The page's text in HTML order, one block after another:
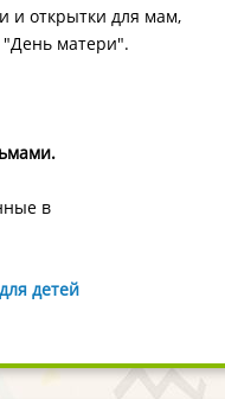
и открытки для мам,
матери".
в
детей